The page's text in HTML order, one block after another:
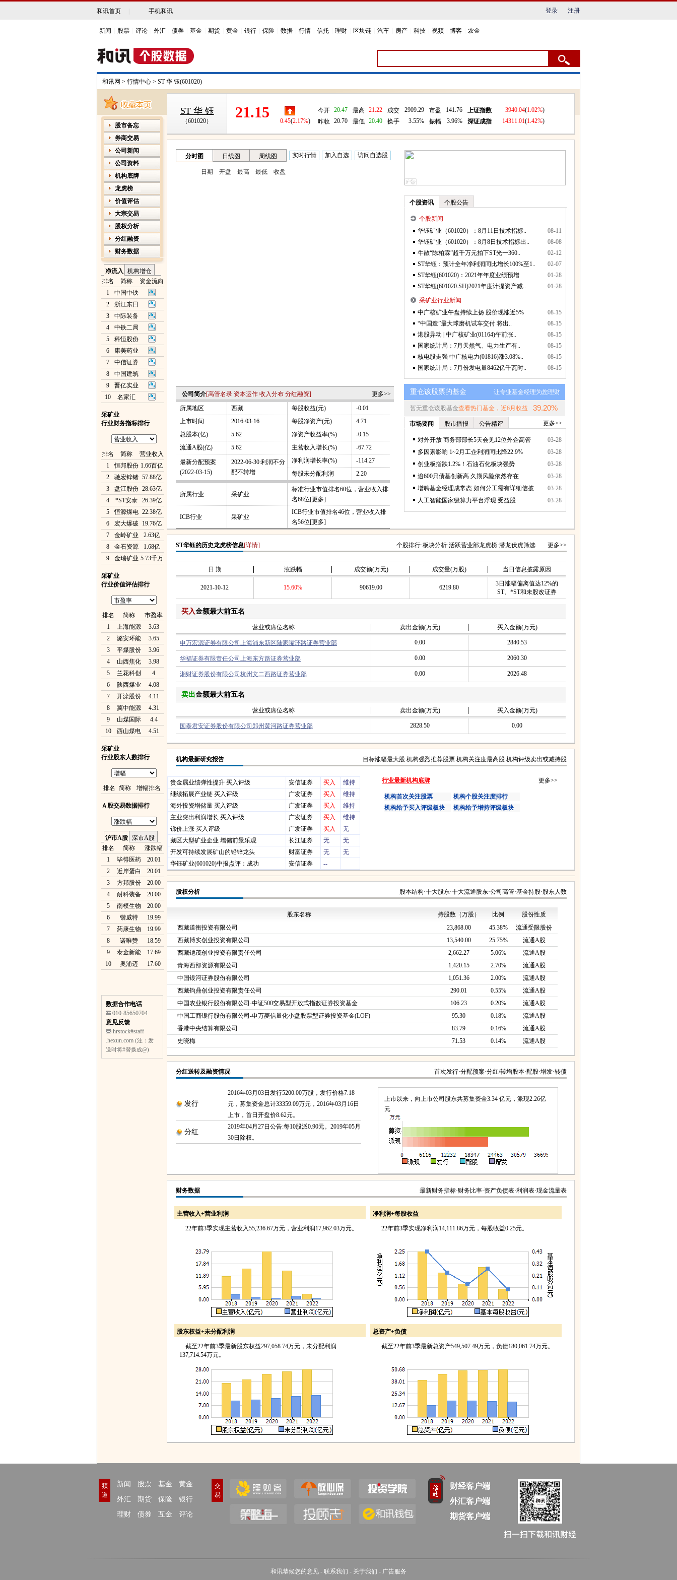
和讯首页 手机和讯 登录 注册
新闻 股票 评论 外汇 债券 基金 期货 黄金 银行 保险 数据 行情 信托 理财 区块链 汽车 房产 科技 视频 博客 农金
和讯网 > 行情中心 > ST 华 钰(601020)
股市备忘
券商交易
公司新闻
公司资料
机构底牌
龙虎榜
价值评估
大宗交易
股权分析
分红融资
财务数据
净流入
机构增仓
排名
简称
资金流向
1
中国中铁
2
浙江东日
3
中际装备
4
中铁二局
5
科恒股份
6
康美药业
7
中信证券
8
中国建筑
9
晋亿实业
10
名家汇
采矿业
行业财务指标排行
排名 简称
营业收入
1
恒邦股份 1.66百亿
2
驰宏锌锗 57.88亿
3
盘江股份 28.63亿
4
*ST安泰
26.39亿
5
恒源煤电 22.38亿
6
宏大爆破
19.76亿
7
金岭矿业
2.63亿
8
金石资源
1.68亿
9
金瑞矿业 5.73千万
采矿业
行业价值评估排行
排名 简称
市盈率
1
上海能源
3.63
2
潞安环能
3.65
3
平煤股份
3.96
4
山西焦化
3.98
5
兰花科创
4
6
陕西煤业
4.08
7
开滦股份
4.11
8
冀中能源
4.31
9
山煤国际
4.4
10
西山煤电 4.51
采矿业
行业股东人数排行
排名 简称 增幅排名
Ａ股交易数据排行
沪市A股 深市A股
排名
简称
涨跌幅
1
毕得医药
20.01
2
近岸蛋白
20.01
3
方邦股份
20.00
4
耐科装备
20.00
5
南模生物
20.00
6
锴威特
19.99
7
药康生物
19.99
8
诺唯赞
18.59
9
泰金新能
17.69
10
奥浦迈 17.60
数据合作电话
010-85650704
意见反馈
hrstock#staff
.hexun.com (注：发
送时将#替换成@)
ST 华 钰
（601020）
21.15
0.45(2.17%)
今开 20.47 最高 21.22 成交 2909.29 市盈 141.76 上证指数 3940.04(1.02%)
昨收
20.70 最低 20.40 换手 3.55% 振幅 3.96% 深证成指 14311.01(1.42%)
更多>>
公司简介[高管名录 资本运作 收入分布 分红融资]
所属地区
西藏 每股收益(元)
-0.01
上市时间
2016-03-16 每股净资产(元)
4.71
总股本(亿)
5.62 净资产收益率(%)
-0.15
流通A股(亿)
5.62 主营收入增长(%) -67.72
最新分配预案
(2022-03-15)
2022-06-30:利润不分
配不转增
净利润增长率(%)
-114.27
每股未分配利润
2.20
所属行业 采矿业
标准行业市值排名60位，营业收入排
名68位[更多]
ICB行业 采矿业
ICB行业市值排名46位，营业收入排
名56位[更多]
个股资讯 个股公告
个股新闻
08-11
华钰矿业（601020）：8月11日技术指标..
08-08
华钰矿业（601020）：8月8日技术指标出..
02-12
牛散“陈柏霖”超千万元拍下ST光一360..
02-07
ST华钰：预计全年净利润同比增长100%至1..
01-28
ST华钰(601020)：2021年年度业绩预增
01-28
ST华钰(601020.SH)2021年度计提资产减..
采矿业行业新闻
08-15
中广核矿业午盘持续上扬 股价现涨近5%
08-15
“中国造”最大球磨机试车交付 将出..
08-15
港股异动 | 中广核矿业(01164)午前涨..
08-15
国家统计局：7月天然气、电力生产有..
08-15
核电股走强 中广核电力(01816)涨3.08%..
08-15
国家统计局：7月份发电量8462亿千瓦时..
个股排行·板块分析·活跃营业部龙虎榜·潜龙伏虎筛选 更多>>
ST华钰的历史龙虎榜信息[详情]
日 期 涨跌幅 成交额(万元) 成交量(万股) 当日信息披露原因
2021-10-12 15.60% 90619.00 6219.80
3日涨幅偏离值达12%的
ST、*ST和未股改证券
买入金额最大前五名
营业或席位名称 卖出金额(万元) 买入金额(万元)
申万宏源证券有限公司上海浦东新区陆家嘴环路证券营业部 0.00 2840.53
华福证券有限责任公司上海东方路证券营业部 0.00 2060.30
湘财证券股份有限公司杭州文二西路证券营业部 0.00 2026.48
卖出金额最大前五名
营业或席位名称 卖出金额(万元) 买入金额(万元)
国泰君安证券股份有限公司郑州黄河路证券营业部 2828.50 0.00
目标涨幅最大股 机构强烈推荐股票 机构关注度最高股 机构评级卖出或减持股
机构最新研究报告
贵金属业绩弹性提升 买入评级 安信证券 买入
维持
继续拓展产业链 买入评级
广发证券 买入
维持
海外投资增储量 买入评级
广发证券 买入
维持
主业突出利润增长 买入评级
广发证券 买入
维持
锑价上涨 买入评级
广发证券 买入
无
藏区大型矿业企业 增储前景乐观
长江证券 无
无
开发可持续发展矿山的铅锌龙头
财富证券 无
无
华钰矿业(601020)中报点评：成功
安信证券 --
更多>>
行业最新机构底牌
机构首次关注股票
机构个股关注度排行
机构给予买入评级板块
机构给予增持评级板块
股本结构·十大股东·十大流通股东·公司高管·基金持股·股东人数
股权分析
股东名称 持股数（万股） 比例
股份性质
西藏道衡投资有限公司
23,868.00 45.38%
流通受限股份
西藏博实创业投资有限公司
13,540.00 25.75%
流通A股
西藏铠茂创业投资有限责任公司
2,662.27 5.06%
流通A股
青海西部资源有限公司
1,420.15 2.70%
流通A股
中国银河证券股份有限公司
1,051.36 2.00%
流通A股
西藏钧鼎创业投资有限责任公司
290.01 0.55%
流通A股
中国农业银行股份有限公司-中证500交易型开放式指数证券投资基金
106.23 0.20%
流通A股
中国工商银行股份有限公司-申万菱信量化小盘股票型证券投资基金(LOF)
95.30 0.18%
流通A股
香港中央结算有限公司
83.79 0.16%
流通A股
史晓梅
71.53 0.14% 流通A股
首次发行·分配预案·分红/转增股本·配股·增发·转债
分红送转及融资情况
发行
2016年03月03日发行5200.00万股，发行价格7.18
元，募集资金总计33359.09万元，2016年03月16日
上市，首日开盘价8.62元。
分红
2019年04月27日公告:每10股派0.90元。2019年05月
30日除权。
上市以来，向上市公司股东共募集资金3.34 亿元，派现2.26亿
元
最新财务指标·财务比率·资产负债表·利润表·现金流量表
财务数据
主营收入+营业利润
22年前3季实现主营收入55,236.67万元，营业利润17,962.03万元。
净利润+每股收益
22年前3季实现净利润14,111.86万元，每股收益0.25元。
股东权益+未分配利润
截至22年前3季最新股东权益297,058.74万元，未分配利润
137,714.54万元。
总资产+负债
截至22年前3季最新总资产549,507.49万元，负债180,061.74万元。
频
道
新闻 股票 基金
黄金
外汇
期货 保险
银行
理财
债券 互金 评论
交
易
财经客户端
外汇客户端
期货客户端
和讯恭候您的意见 - 联系我们 - 关于我们 - 广告服务